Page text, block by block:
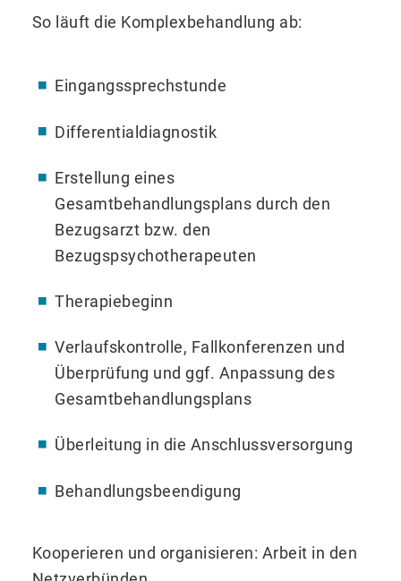
So läuft die Komplexbehandlung ab:
Eingangssprechstunde
Differentialdiagnostik
Erstellung eines
Gesamtbehandlungsplans durch den
Bezugsarzt bzw. den
Bezugspsychotherapeuten
Therapiebeginn
Verlaufskontrolle, Fallkonferenzen und
Überprüfung und ggf. Anpassung des
Gesamtbehandlungsplans
Überleitung in die Anschlussversorgung
Behandlungsbeendigung
Kooperieren und organisieren: Arbeit in den